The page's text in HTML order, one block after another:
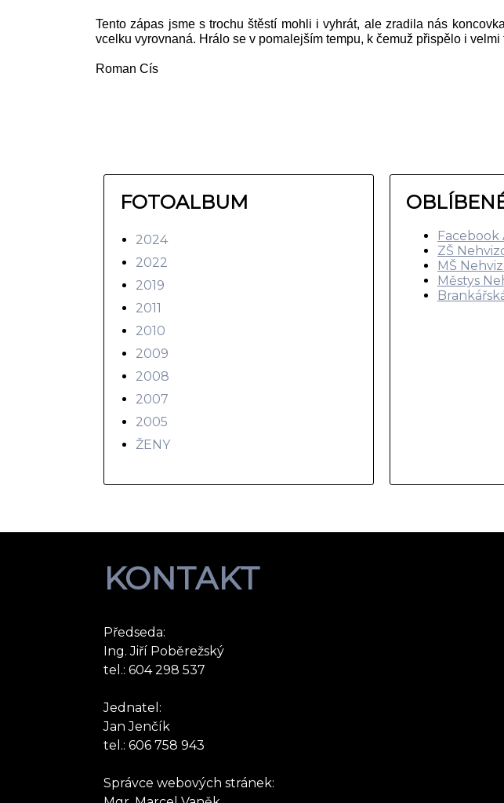
Tento zápas jsme s trochu štěstí mohli i vyhrát, ale zradila nás
vcelku vyrovnaná. Hrálo se v pomalejším tempu, k čemuž přispělo i
Roman Cís
FOTOALBUM
2024
2022
2019
2011
2010
2009
2008
2007
2005
ŽENY
Facebook
ZŠ
MŠ
Městys
KONTAKT
Předseda:
Ing. Jiří Poběrežský
tel.: 604 298 537
Jednatel:
Jan Jenčík
tel.: 606 758 943
Správce webových stránek: